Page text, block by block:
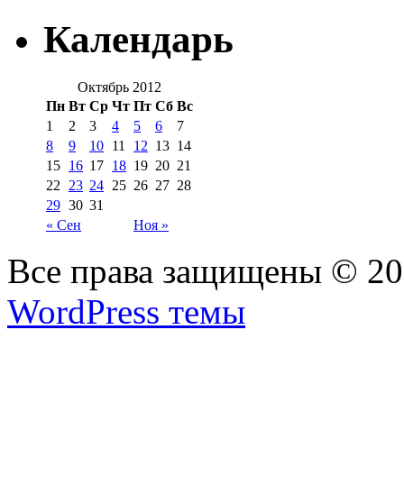
Календарь
Октябрь 2012
Пн Вт Ср Чт Пт Сб Вс
« Сен Ноя »
1 2 3 4 5 6
7
8
9 10 11 12 13 14
15 16 17 18 19 20 21
22
23 24 25 26 27 28
29 30 31
Все права защищены ©
WordPress темы